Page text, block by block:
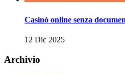
Casinò online senza
12 Dic 2025
Archivio